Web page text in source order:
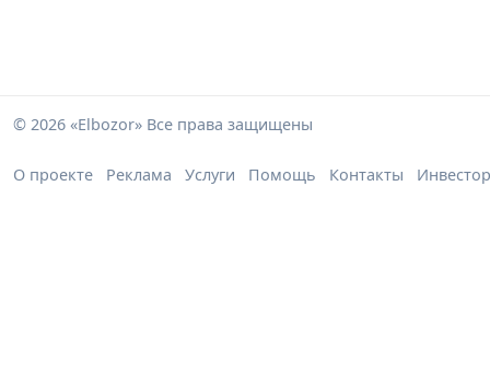
© 2026 «Elbozor» Все права защищены
О проекте Реклама Услуги Помощь Контакты